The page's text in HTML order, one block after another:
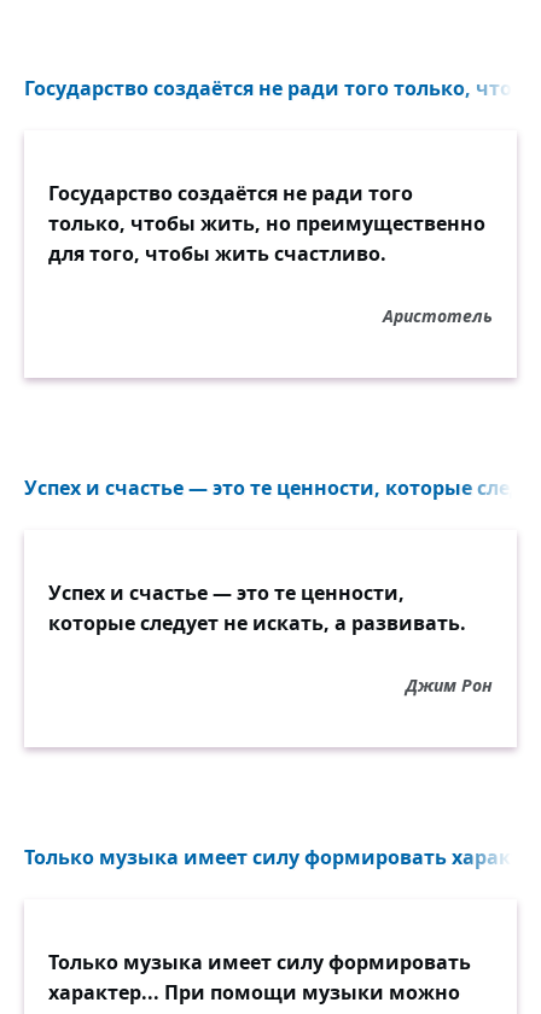
Государство создаётся не ради того только,
Государство создаётся не ради того
только, чтобы жить, но преимущественно
для того, чтобы жить счастливо.
Аристотель
Успех и счастье — это те ценности, которые
Успех и счастье — это те ценности,
которые следует не искать, а развивать.
Джим Рон
Только музыка имеет силу формировать
Только музыка имеет силу формировать
характер... При помощи музыки можно